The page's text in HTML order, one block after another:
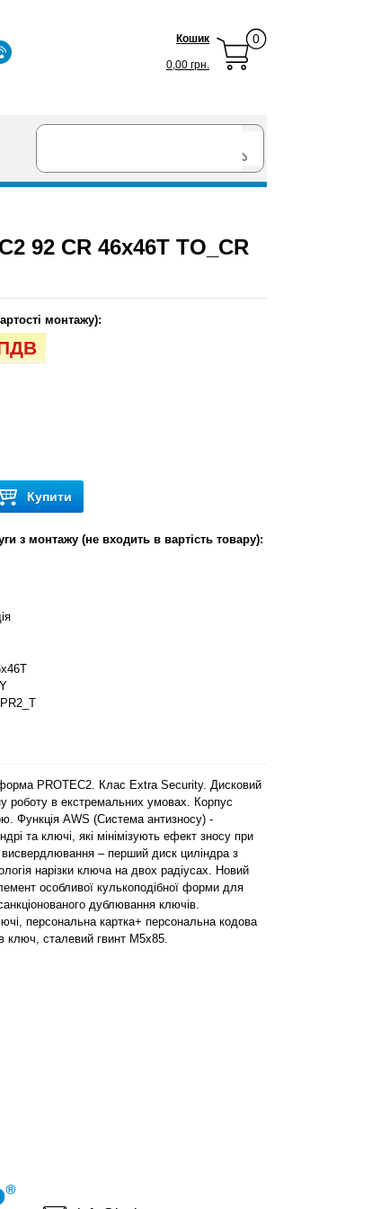
Кошик
0,00 грн.
0
92 CR 46x46T TO_CR
монтажу):
Купити
з монтажу (не входить в вартість товару):
PR2_T
PROTEC2. Клас Extra Security. Дисковий
роботу в екстремальних умовах. Корпус
Функція AWS (Система антизносу) -
та ключі, які мінімізують ефект зносу при
висвердлювання – перший диск циліндра з
нарізки ключа на двох радіусах. Новий
особливої кулькоподібної форми для
дублювання ключів.
персональна картка+ персональна кодова
ключ, сталевий гвинт М5х85.